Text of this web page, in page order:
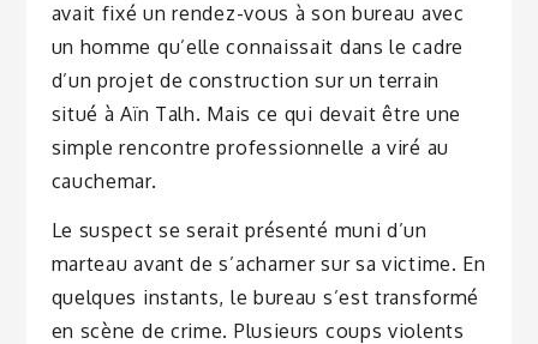
avait fixé un rendez-vous à son bureau avec
un homme qu’elle connaissait dans le cadre
d’un projet de construction sur un terrain
situé à Aïn Talh. Mais ce qui devait être une
simple rencontre professionnelle a viré au
cauchemar.
Le suspect se serait présenté muni d’un
marteau avant de s’acharner sur sa victime. En
quelques instants, le bureau s’est transformé
en scène de crime. Plusieurs coups violents